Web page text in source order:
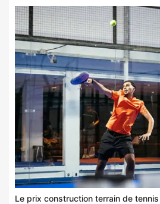
Le prix construction terrain de